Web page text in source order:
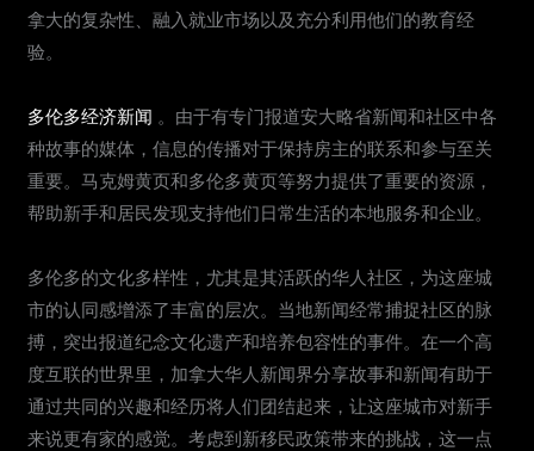
拿大的复杂性、融入就业市场以及充分利用他们的教育经
验。
多伦多经济新闻 。由于有专门报道安大略省新闻和社区中各
种故事的媒体，信息的传播对于保持房主的联系和参与至关
重要。马克姆黄页和多伦多黄页等努力提供了重要的资源，
帮助新手和居民发现支持他们日常生活的本地服务和企业。
多伦多的文化多样性，尤其是其活跃的华人社区，为这座城
市的认同感增添了丰富的层次。当地新闻经常捕捉社区的脉
搏，突出报道纪念文化遗产和培养包容性的事件。在一个高
度互联的世界里，加拿大华人新闻界分享故事和新闻有助于
通过共同的兴趣和经历将人们团结起来，让这座城市对新手
来说更有家的感觉。考虑到新移民政策带来的挑战，这一点